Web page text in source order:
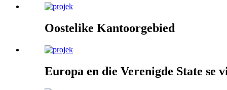
Oostelike Kantoorgebied
Europa en die Verenigde State se